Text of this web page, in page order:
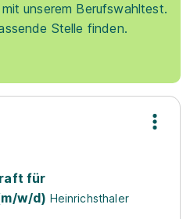
unserem Berufswahltest.
Stelle finden.
für
w/d) Heinrichsthaler